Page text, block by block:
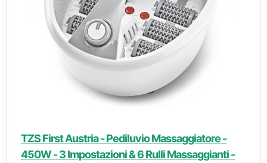
TZS First Austria - Pediluvio Massaggiatore -
450W - 3 Impostazioni & 6 Rulli Massaggianti -